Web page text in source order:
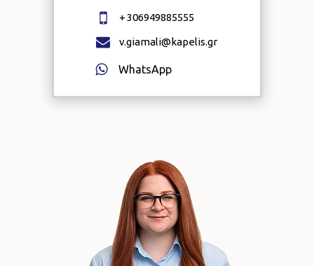
+306949885555
v.giamali@kapelis.gr
WhatsApp